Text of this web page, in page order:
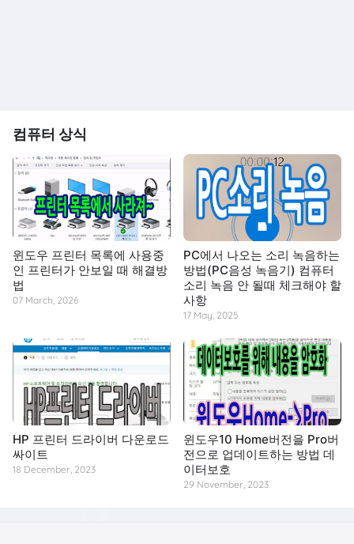
컴퓨터 상식
윈도우 프린터 목록에 사용중
인 프린터가 안보일 때 해결방
법
07 March, 2026
PC에서 나오는 소리 녹음하는
방법(PC음성 녹음기) 컴퓨터
소리 녹음 안 될때 체크해야 할
사항
17 May, 2025
HP 프린터 드라이버 다운로드
싸이트
18 December, 2023
윈도우10 Home버전을 Pro버
전으로 업데이트하는 방법 데
이터보호
29 November, 2023